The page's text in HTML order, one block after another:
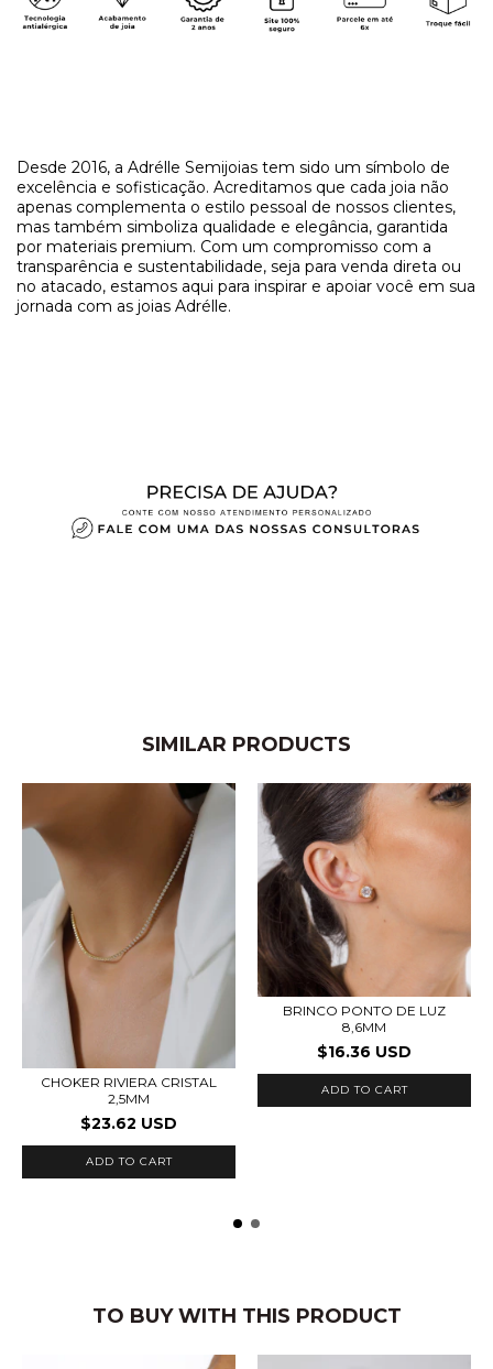
Desde 2016, a Adrélle Semijoias tem sido um símbolo de
excelência e sofisticação. Acreditamos que cada joia não
apenas complementa o estilo pessoal de nossos clientes,
mas também simboliza qualidade e elegância, garantida
por materiais premium. Com um compromisso com a
transparência e sustentabilidade, seja para venda direta ou
no atacado, estamos aqui para inspirar e apoiar você em sua
jornada com as joias Adrélle.
SIMILAR PRODUCTS
CHOKER RIVIERA CRISTAL
2,5MM
$23.62 USD
ADD TO CART
BRINCO PONTO DE LUZ
8,6MM
$16.36 USD
ADD TO CART
TO BUY WITH THIS PRODUCT